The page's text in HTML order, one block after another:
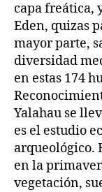
capa freática,
Eden, quizas
mayor parte,
diversidad
en estas 174
Yalahau se
es el estudio
arqueológico.
en la
vegetación,